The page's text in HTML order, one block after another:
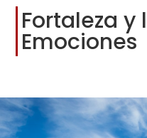
Fortaleza y
Emociones